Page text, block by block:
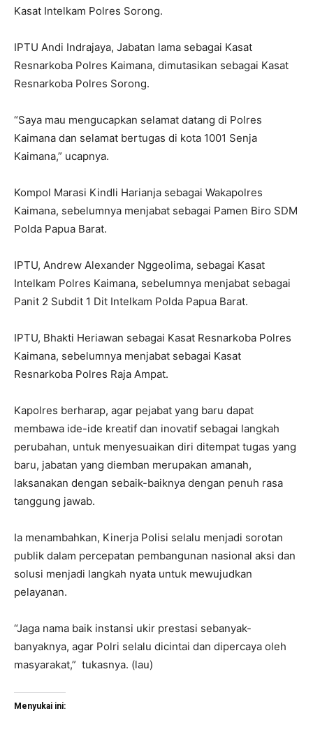
Kasat Intelkam Polres Sorong.
IPTU Andi Indrajaya, Jabatan lama sebagai Kasat
Resnarkoba Polres Kaimana, dimutasikan sebagai Kasat
Resnarkoba Polres Sorong.
“Saya mau mengucapkan selamat datang di Polres
Kaimana dan selamat bertugas di kota 1001 Senja
Kaimana,” ucapnya.
Kompol Marasi Kindli Harianja sebagai Wakapolres
Kaimana, sebelumnya menjabat sebagai Pamen Biro SDM
Polda Papua Barat.
IPTU, Andrew Alexander Nggeolima, sebagai Kasat
Intelkam Polres Kaimana, sebelumnya menjabat sebagai
Panit 2 Subdit 1 Dit Intelkam Polda Papua Barat.
IPTU, Bhakti Heriawan sebagai Kasat Resnarkoba Polres
Kaimana, sebelumnya menjabat sebagai Kasat
Resnarkoba Polres Raja Ampat.
Kapolres berharap, agar pejabat yang baru dapat
membawa ide-ide kreatif dan inovatif sebagai langkah
perubahan, untuk menyesuaikan diri ditempat tugas yang
baru, jabatan yang diemban merupakan amanah,
laksanakan dengan sebaik-baiknya dengan penuh rasa
tanggung jawab.
Ia menambahkan, Kinerja Polisi selalu menjadi sorotan
publik dalam percepatan pembangunan nasional aksi dan
solusi menjadi langkah nyata untuk mewujudkan
pelayanan.
“Jaga nama baik instansi ukir prestasi sebanyak-
banyaknya, agar Polri selalu dicintai dan dipercaya oleh
masyarakat,” tukasnya. (lau)
Menyukai ini: